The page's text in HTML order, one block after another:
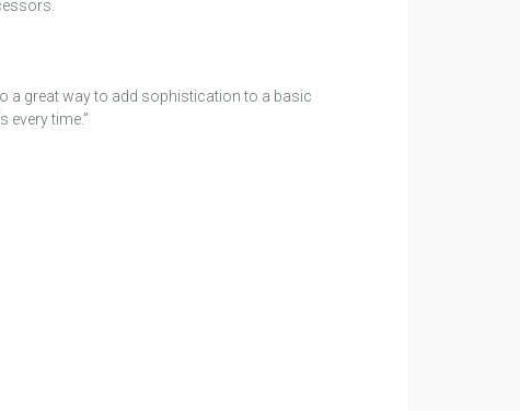
a great way to add sophistication to a basic
every time.”